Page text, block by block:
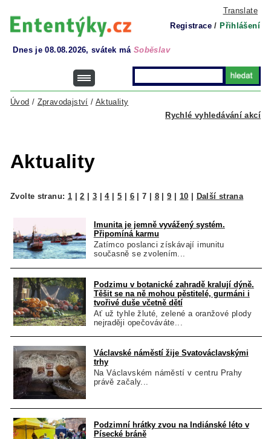
Translate
Registrace / Přihlášení
Dnes je 08.08.2026, svátek má Soběslav
Rychlé vyhledávání akcí
Úvod / Zpravodajství / Aktuality
Aktuality
Zvolte stranu: 1 |2 3 |4| 5 6|7 8|9 10 Další strana
Imunita je jemně vyvážený systém.
Připomíná karmu
Zatímco poslanci získávají imunitu
současně se zvolením...
Podzimu v botanické zahradě kralují dýně.
Těšit se na ně mohou pěstitelé, gurmáni i
tvořivé duše včetně dětí
Ať už tyhle žluté, zelené a oranžové plody
nejraději opečováváte...
Václavské náměstí žije Svatováclavskými
trhy
Na Václavském náměstí v centru Prahy
právě začaly...
Podzimní hrátky zvou na Indiánské léto v
Písecké bráně